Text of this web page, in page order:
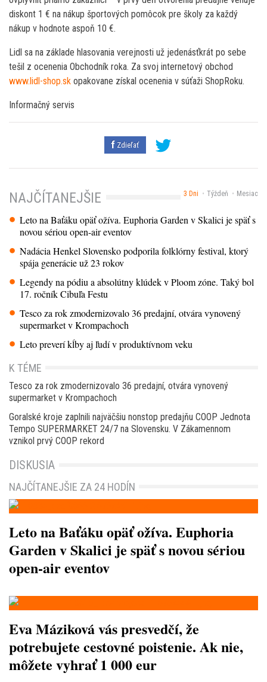
diskont 1 € na nákup športových pomôcok pre školy za každý
nákup v hodnote aspoň 10 €.
Lidl sa na základe hlasovania verejnosti už jedenásťkrát po sebe
tešil z ocenenia Obchodník roka. Za svoj internetový obchod
www.lidl-shop.sk opakovane získal ocenenia v súťaži ShopRoku.
Informačný servis
Zdieľať
3 Dni Týždeň Mesiac
NAJČÍTANEJŠIE
Leto na Baťáku opäť ožíva. Euphoria Garden v Skalici je späť s
novou sériou open-air eventov
Nadácia Henkel Slovensko podporila folklórny festival, ktorý
spája generácie už 23 rokov
Legendy na pódiu a absolútny klúdek v Ploom zóne. Taký bol
17. ročník Cibuľa Festu
Tesco za rok zmodernizovalo 36 predajní, otvára vynovený
supermarket v Krompachoch
Leto preverí kĺby aj ľudí v produktívnom veku
K TÉME
Tesco za rok zmodernizovalo 36 predajní, otvára vynovený
supermarket v Krompachoch
Goralské kroje zaplnili najväčšiu nonstop predajňu COOP Jednota
Tempo SUPERMARKET 24/7 na Slovensku. V Zákamennom
vznikol prvý COOP rekord
DISKUSIA
NAJČÍTANEJŠIE ZA 24 HODÍN
Leto na Baťáku opäť ožíva. Euphoria
Garden v Skalici je späť s novou sériou
open-air eventov
Eva Máziková vás presvedčí, že
potrebujete cestovné poistenie. Ak nie,
môžete vyhrať 1 000 eur